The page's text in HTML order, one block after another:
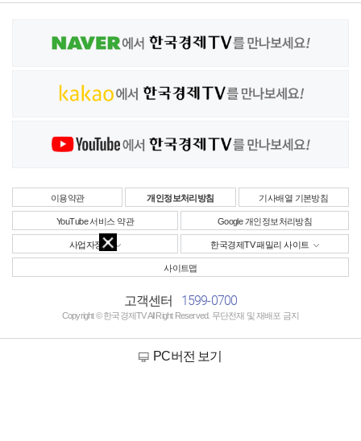
이용약관 개인정보처리방침 기사배열 기본방침
YouTube 서비스 약관 Google 개인정보처리방침
사업자정보 한국경제TV 패밀리 사이트
사이트맵
고객센터 1599-0700
Copyright © 한국경제TV All Right Reserved. 무단전재 및 재배포 금지
PC버전 보기